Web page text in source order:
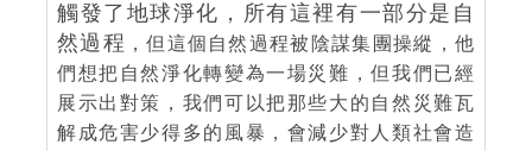
觸發了地球淨化，所有這裡有一部分是自
然過程 ，但這個自然過程被陰謀集團操縱，他
們想把自然淨化轉變為一場災難，但我們已經
展示出對策，我們可以把那些大的自然災難瓦
解成危害少得多的風暴，會減少對人類社會造